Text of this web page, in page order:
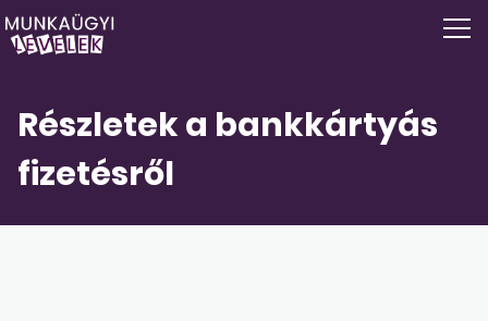
Részletek a bankkártyás
fizetésről